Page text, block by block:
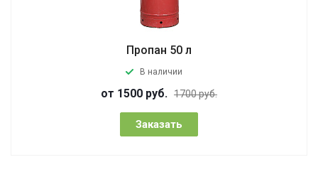
Пропан 50 л
В наличии
от 1500 руб. 1700 руб.
Заказать